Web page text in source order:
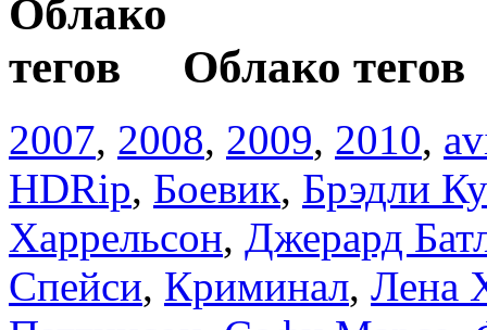
Облако тегов
2007, 2008, 2009, 2010,
HDRip, Боевик, Брэдли
Харрельсон, Джерард
Спейси, Криминал, Лена